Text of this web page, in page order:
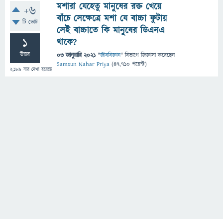
+6
টি ভোট
1
উত্তর
2,189 বার দেখা হয়েছে
মশারা যেহেতু মানুষের রক্ত খেয়ে
বাঁচে সেক্ষেত্রে মশা যে বাচ্চা ফুটায়
সেই বাচ্চাতে কি মানুষের ডিএনএ
থাকে?
03 জানুয়ারি 2021 "জীববিজ্ঞান" বিভাগে জিজ্ঞাসাকরেছেন
Samsun Nahar Priya (47,710 পয়েন্ট)